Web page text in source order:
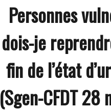
Personnes
dois-je
fin de l’état
(Sgen-CFDT 28